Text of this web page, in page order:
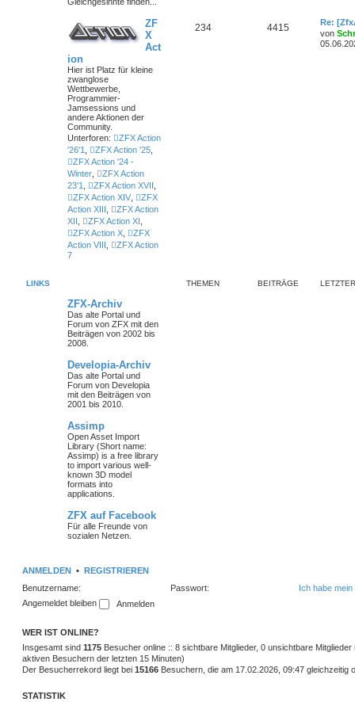
ZF
X
Act
ion
Hier ist Platz für kleine
zwanglose
Wettbewerbe,
Programmier-
Jamsessions und
andere Aktionen der
Community.
Unterforen:
ZFX Action
'26'1
ZFX Action '25
ZFX Action '24 -
Winter
ZFX Action
23'1
ZFX Action XVII
ZFX Action XIV
ZFX
Action XIII
ZFX Action
XII
ZFX Action XI
ZFX Action X
ZFX
Action VIII
ZFX Action
7
234 4415
Re:
von
LINKS THEMEN BEITRÄGE
ZFX-Archiv
Das alte Portal und
Forum von ZFX mit den
Beiträgen von 2002 bis
2008.
Developia-Archiv
Das alte Portal und
Forum von Developia
mit den Beiträgen von
2001 bis 2010.
Assimp
Open Asset Import
Library (Short name:
Assimp) is a free library
to import various well-
known 3D model
formats into
applications.
ZFX auf Facebook
Für alle Freunde von
sozialen Netzen.
ANMELDEN • REGISTRIEREN
Benutzername:
Passwort:
Ich habe
Angemeldet bleiben
WER IST ONLINE?
Insgesamt sind 1175 Besucher online :: 8 sichtbare Mitglieder, 0 unsichtbare
aktiven Besuchern der letzten 15 Minuten)
Der Besucherrekord liegt bei 15166 Besuchern, die am 17.02.2026, 09:47 gleichzeitig
STATISTIK